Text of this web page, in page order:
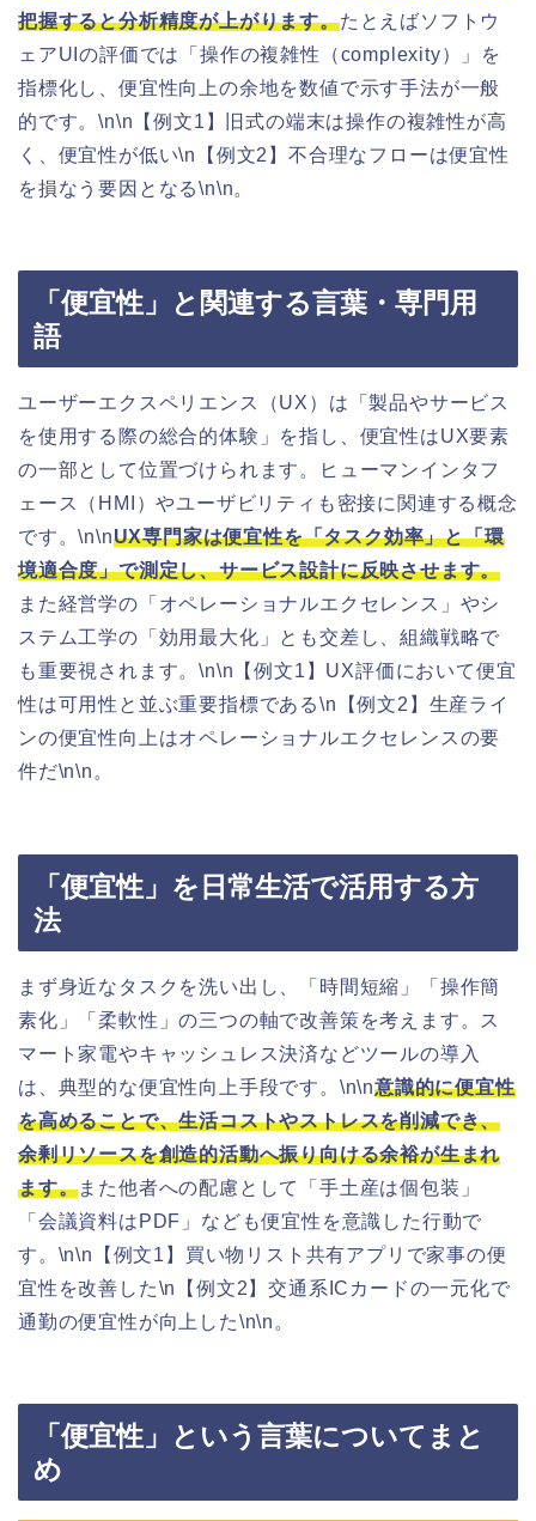
把握すると分析精度が上がります。たとえばソフトウ
ェアUIの評価では「操作の複雑性（complexity）」を
指標化し、便宜性向上の余地を数値で示す手法が一般
的です。\n\n【例文1】旧式の端末は操作の複雑性が高
く、便宜性が低い\n【例文2】不合理なフローは便宜性
を損なう要因となる\n\n。
「便宜性」と関連する言葉・専門用
語
ユーザーエクスペリエンス（UX）は「製品やサービス
を使用する際の総合的体験」を指し、便宜性はUX要素
の一部として位置づけられます。ヒューマンインタフ
ェース（HMI）やユーザビリティも密接に関連する概念
です。\n\nUX専門家は便宜性を「タスク効率」と「環
境適合度」で測定し、サービス設計に反映させます。
また経営学の「オペレーショナルエクセレンス」やシ
ステム工学の「効用最大化」とも交差し、組織戦略で
も重要視されます。\n\n【例文1】UX評価において便宜
性は可用性と並ぶ重要指標である\n【例文2】生産ライ
ンの便宜性向上はオペレーショナルエクセレンスの要
件だ\n\n。
「便宜性」を日常生活で活用する方
法
まず身近なタスクを洗い出し、「時間短縮」「操作簡
素化」「柔軟性」の三つの軸で改善策を考えます。ス
マート家電やキャッシュレス決済などツールの導入
は、典型的な便宜性向上手段です。\n\n意識的に便宜性
を高めることで、生活コストやストレスを削減でき、
余剰リソースを創造的活動へ振り向ける余裕が生まれ
ます。また他者への配慮として「手土産は個包装」
「会議資料はPDF」なども便宜性を意識した行動で
す。\n\n【例文1】買い物リスト共有アプリで家事の便
宜性を改善した\n【例文2】交通系ICカードの一元化で
通勤の便宜性が向上した\n\n。
「便宜性」という言葉についてまと
め